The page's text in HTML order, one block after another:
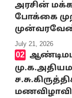
அரசின்
போக்கை
July 21, 2026